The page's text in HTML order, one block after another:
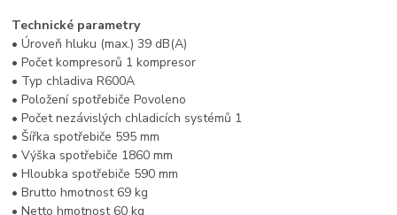
Technické parametry
• Úroveň hluku (max.) 39 dB(A)
• Počet kompresorů 1 kompresor
• Typ chladiva R600A
• Položení spotřebiče Povoleno
• Počet nezávislých chladicích systémů 1
• Šířka spotřebiče 595 mm
• Výška spotřebiče 1860 mm
• Hloubka spotřebiče 590 mm
• Brutto hmotnost 69 kg
• Netto hmotnost 60 kg